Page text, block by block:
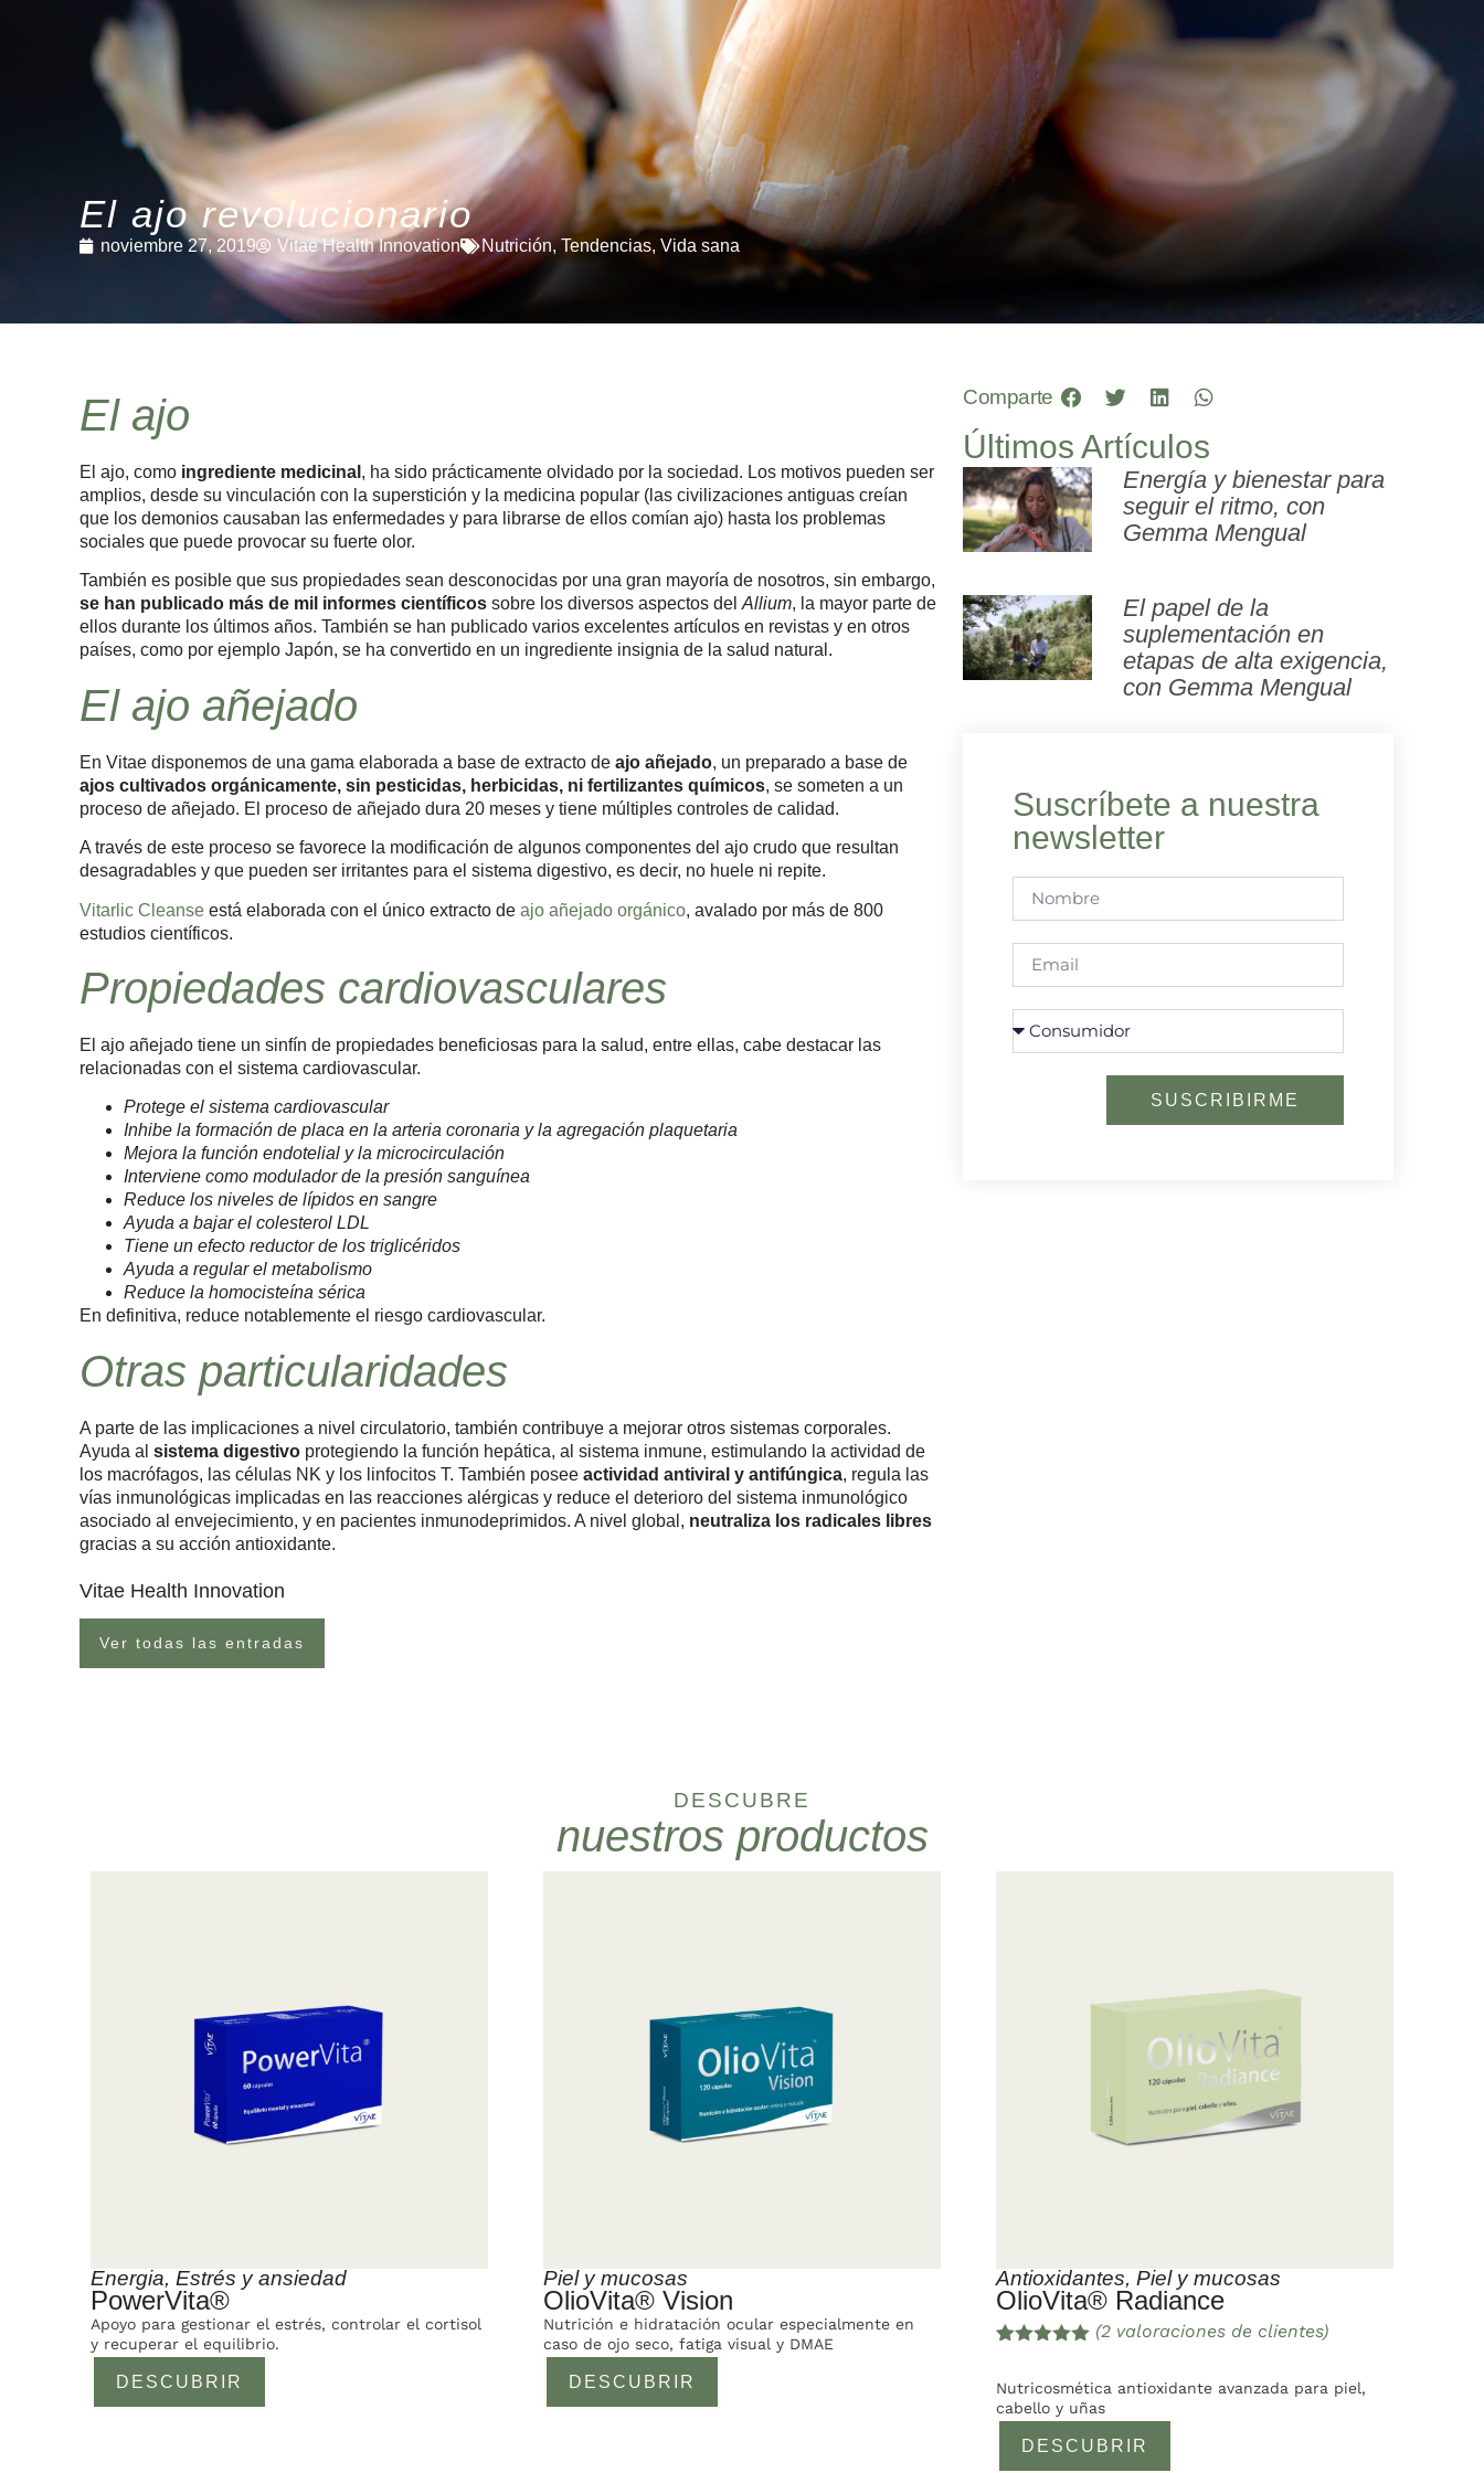
El ajo revolucionario
noviembre 27, 2019 Vitae Health Innovation Nutrición,Tendencias, Vida sana
El ajo
El ajo, como ingrediente medicinal , ha sido prácticamente olvidado por la sociedad. Los motivos pueden ser
amplios, desde su vinculación con la superstición y la medicina popular (las civilizaciones antiguas creían
que los demonios causaban las enfermedades y para librarse de ellos comían ajo) hasta los problemas
sociales que puede provocar su fuerte olor.
También es posible que sus propiedades sean desconocidas por una gran mayoría de nosotros, sin embargo,
se han publicado más de mil informes científicos sobre los diversos aspectos del Allium, la mayor parte de
ellos durante los últimos años. También se han publicado varios excelentes artículos en revistas y en otros
países, como por ejemplo Japón, se ha convertido en un ingrediente insignia de la salud natural.
El ajo añejado
En Vitae disponemos de una gama elaborada a base de extracto de ajo añejado, un preparado a base de
ajos cultivados orgánicamente, sin pesticidas, herbicidas, ni fertilizantes químicos, se someten a un
proceso de añejado. El proceso de añejado dura 20 meses y tiene múltiples controles de calidad.
A través de este proceso se favorece la modificación de algunos componentes del ajo crudo que resultan
desagradables y que pueden ser irritantes para el sistema digestivo, es decir, no huele ni repite.
Vitarlic Cleanse está elaborada con el único extracto de ajo añejado orgánico, avalado por más de 800
estudios científicos.
Propiedades cardiovasculares
El ajo añejado tiene un sinfín de propiedades beneficiosas para la salud, entre ellas, cabe destacar las
relacionadas con el sistema cardiovascular.
Protege el sistema cardiovascular
Inhibe la formación de placa en la arteria coronaria y la agregación plaquetaria
Mejora la función endotelial y la microcirculación
Interviene como modulador de la presión sanguínea
Reduce los niveles de lípidos en sangre
Ayuda a bajar el colesterol LDL
Tiene un efecto reductor de los triglicéridos
Ayuda a regular el metabolismo
Reduce la homocisteína sérica
En definitiva, reduce notablemente el riesgo cardiovascular.
Otras particularidades
A parte de las implicaciones a nivel circulatorio, también contribuye a mejorar otros sistemas corporales.
Ayuda al sistema digestivo protegiendo la función hepática, al sistema inmune, estimulando la actividad de
los macrófagos, las células NK y los linfocitos T. También posee actividad antiviral y antifúngica, regula las
vías inmunológicas implicadas en las reacciones alérgicas y reduce el deterioro del sistema inmunológico
asociado al envejecimiento, y en pacientes inmunodeprimidos. A nivel global, neutraliza los radicales libres
gracias a su acción antioxidante.
Vitae Health Innovation
Ver todas las entradas
Comparte
Últimos Artículos
Energía y bienestar para
seguir el ritmo, con
Gemma Mengual
El papel de la
suplementación en
etapas de alta exigencia,
con Gemma Mengual
Suscríbete a nuestra
newsletter
SUSCRIBIRME
DESCUBRE
nuestros productos
Energia, Estrés y ansiedad
PowerVita®
DESCUBRIR
Apoyo para gestionar el estrés, controlar el cortisol
y recuperar el equilibrio.
Piel y mucosas
OlioVita® Vision
DESCUBRIR
Nutrición e hidratación ocular especialmente en
caso de ojo seco, fatiga visual y DMAE
Antioxidantes, Piel y mucosas
OlioVita® Radiance
DESCUBRIR
5 en base
a
s de
(2 valoraciones de clientes)
Nutricosmética antioxidante avanzada para piel,
cabello y uñas